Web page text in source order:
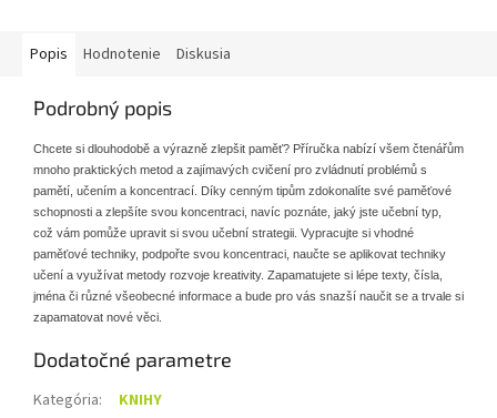
Popis Hodnotenie Diskusia
Podrobný popis
Chcete si dlouhodobě a výrazně zlepšit paměť? Příručka nabízí všem čtenářům
mnoho praktických metod a zajímavých cvičení pro zvládnutí problémů s
pamětí, učením a koncentrací. Díky cenným tipům zdokonalíte své paměťové
schopnosti a zlepšíte svou koncentraci, navíc poznáte, jaký jste učební typ,
což vám pomůže upravit si svou učební strategii. Vypracujte si vhodné
paměťové techniky, podpořte svou koncentraci, naučte se aplikovat techniky
učení a využívat metody rozvoje kreativity. Zapamatujete si lépe texty, čísla,
jména či různé všeobecné informace a bude pro vás snazší naučit se a trvale si
zapamatovat nové věci.
Dodatočné parametre
Kategória:
KNIHY